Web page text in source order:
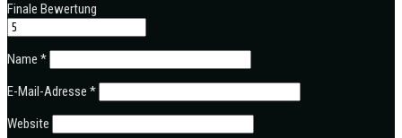
Finale Bewertung
Name *
E-Mail-Adresse *
Website